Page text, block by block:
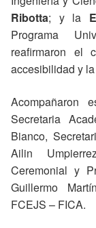
Ribotta; y la
Programa
reafirmaron el
accesibilidad y
Acompañaron
Secretaria
Bianco,
Ailin
Ceremonial y
Guillermo
FCEJS – FICA.